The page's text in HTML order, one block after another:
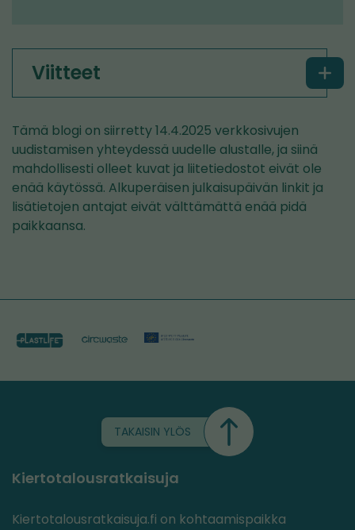
Viitteet
Tämä blogi on siirretty 14.4.2025 verkkosivujen
uudistamisen yhteydessä uudelle alustalle, ja siinä
mahdollisesti olleet kuvat ja liitetiedostot eivät ole
enää käytössä. Alkuperäisen julkaisupäivän linkit ja
lisätietojen antajat eivät välttämättä enää pidä
paikkaansa.
TAKAISIN YLÖS
Kiertotalousratkaisuja
Kiertotalousratkaisuja.fi on kohtaamispaikka